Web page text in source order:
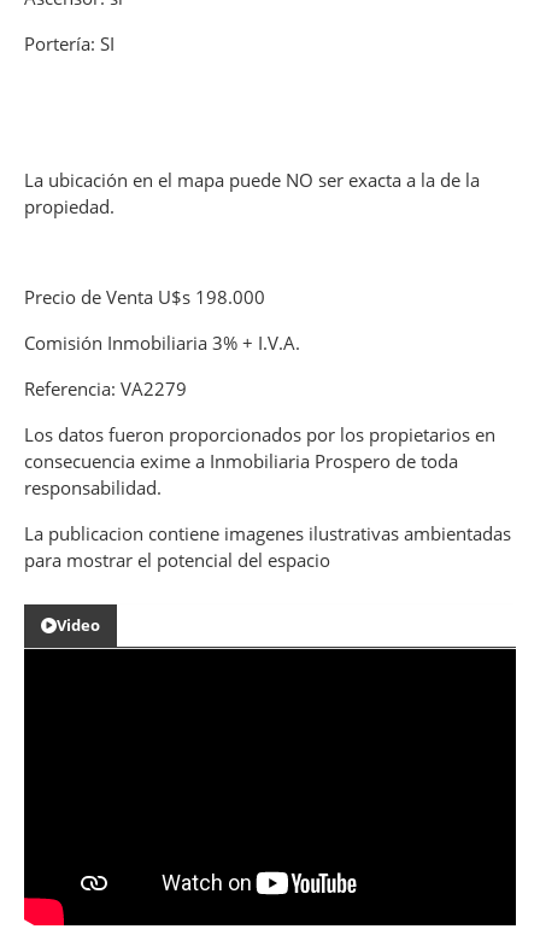
Portería: SI
La ubicación en el mapa puede NO ser exacta a la de la
propiedad.
Precio de Venta U$s 198.000
Comisión Inmobiliaria 3% + I.V.A.
Referencia: VA2279
Los datos fueron proporcionados por los propietarios en
consecuencia exime a Inmobiliaria Prospero de toda
responsabilidad.
La publicacion contiene imagenes ilustrativas ambientadas
para mostrar el potencial del espacio
Video